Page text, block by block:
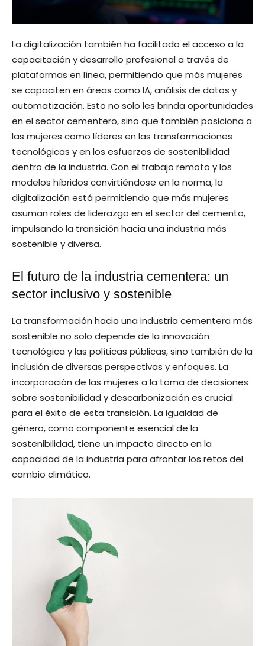
La digitalización también ha facilitado el acceso a la
capacitación y desarrollo profesional a través de
plataformas en línea, permitiendo que más mujeres
se capaciten en áreas como IA, análisis de datos y
automatización. Esto no solo les brinda oportunidades
en el sector cementero, sino que también posiciona a
las mujeres como líderes en las transformaciones
tecnológicas y en los esfuerzos de sostenibilidad
dentro de la industria. Con el trabajo remoto y los
modelos híbridos convirtiéndose en la norma, la
digitalización está permitiendo que más mujeres
asuman roles de liderazgo en el sector del cemento,
impulsando la transición hacia una industria más
sostenible y diversa.
El futuro de la industria cementera: un
sector inclusivo y sostenible
La transformación hacia una industria cementera más
sostenible no solo depende de la innovación
tecnológica y las políticas públicas, sino también de la
inclusión de diversas perspectivas y enfoques. La
incorporación de las mujeres a la toma de decisiones
sobre sostenibilidad y descarbonización es crucial
para el éxito de esta transición. La igualdad de
género, como componente esencial de la
sostenibilidad, tiene un impacto directo en la
capacidad de la industria para afrontar los retos del
cambio climático.